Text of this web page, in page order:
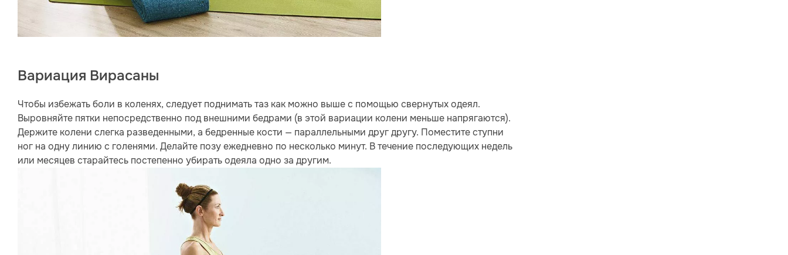
Вариация Вирасаны
Чтобы избежать боли в коленях, следует поднимать таз как можно выше с помощью свернутых одеял.
Выровняйте пятки непосредственно под внешними бедрами (в этой вариации колени меньше напрягаются).
Держите колени слегка разведенными, а бедренные кости — параллельными друг другу. Поместите ступни
ног на одну линию с голенями. Делайте позу ежедневно по несколько минут. В течение последующих недель
или месяцев старайтесь постепенно убирать одеяла одно за другим.